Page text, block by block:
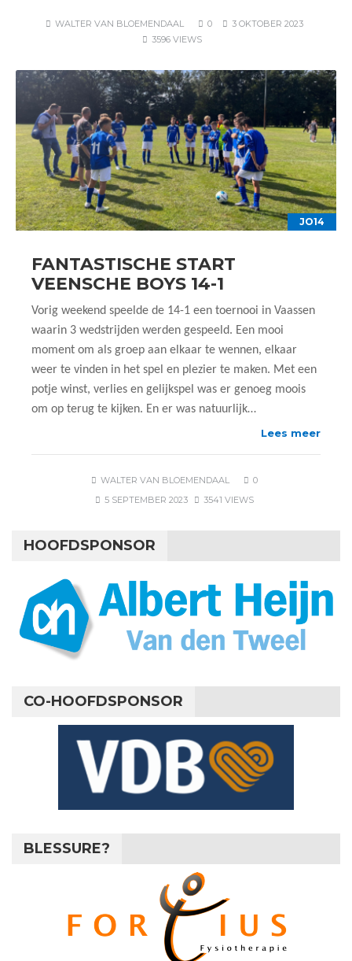
WALTER VAN BLOEMENDAAL 0
3 OKTOBER 2023
3596 VIEWS
JO14
FANTASTISCHE START
VEENSCHE BOYS 14-1
Vorig weekend speelde de 14-1 een toernooi in Vaassen
waarin 3 wedstrijden werden gespeeld. Een mooi
moment om als groep aan elkaar te wennen, elkaar
weer te vinden in het spel en plezier te maken. Met een
potje winst, verlies en gelijkspel was er genoeg moois
om op terug te kijken. En er was natuurlijk…
Lees meer
WALTER VAN BLOEMENDAAL
0
5 SEPTEMBER 2023
3541 VIEWS
HOOFDSPONSOR
CO-HOOFDSPONSOR
BLESSURE?